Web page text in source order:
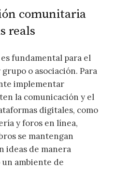
comunitaria
reals
fundamental para el
o asociación. Para
implementar
la comunicación y el
digitales, como
y foros en línea,
se mantengan
ideas de manera
ambiente de